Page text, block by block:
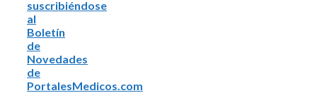
suscribiéndose
al
Boletín
de
Novedades
de
PortalesMedicos.com